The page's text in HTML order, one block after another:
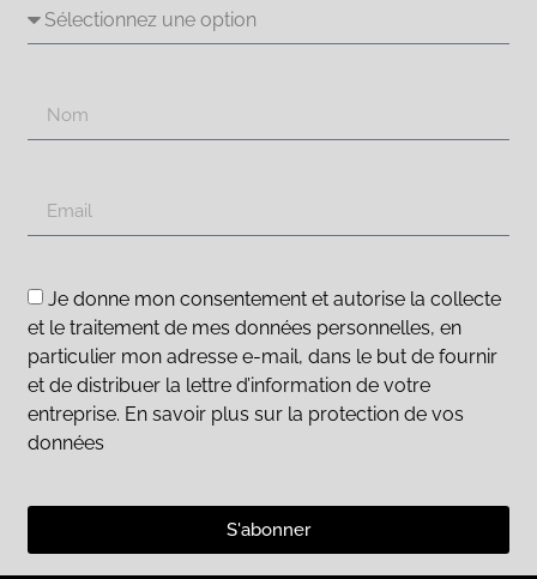
Je donne mon consentement et autorise la collecte
et le traitement de mes données personnelles, en
particulier mon adresse e-mail, dans le but de fournir
et de distribuer la lettre d’information de votre
entreprise. En savoir plus sur la protection de vos
données
S'abonner